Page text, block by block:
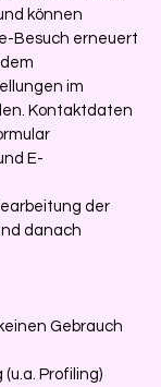
können
Besuch erneuert
im
Kontaktdaten
E-
der
danach
Gebrauch
Profiling)